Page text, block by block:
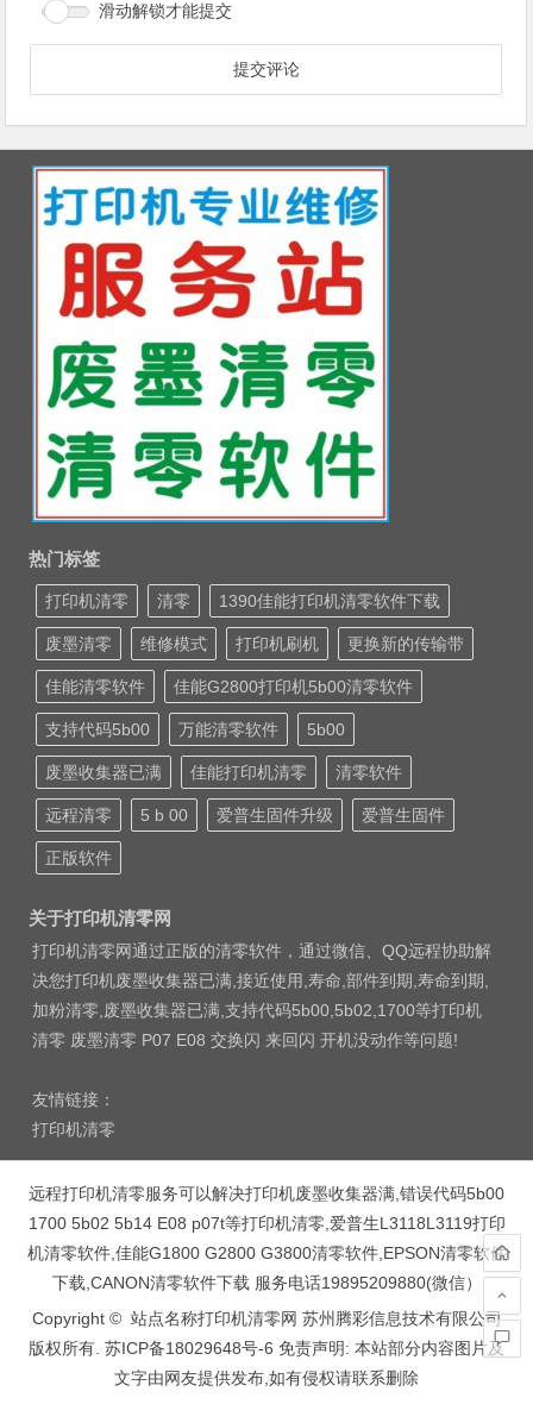
滑动解锁才能提交
热门标签
打印机清零 清零 1390佳能打印机清零软件下载
废墨清零 维修模式 打印机刷机 更换新的传输带
佳能清零软件 佳能G2800打印机5b00清零软件
支持代码5b00 万能清零软件 5b00
废墨收集器已满 佳能打印机清零 清零软件
远程清零 5 b 00 爱普生固件升级 爱普生固件
正版软件
关于打印机清零网
打印机清零网通过正版的清零软件，通过微信、QQ远程协助解
决您打印机废墨收集器已满,接近使用,寿命,部件到期,寿命到期,
加粉清零,废墨收集器已满,支持代码5b00,5b02,1700等打印机
清零 废墨清零 P07 E08 交换闪 来回闪 开机没动作等问题!
友情链接：
打印机清零
远程打印机清零服务可以解决打印机废墨收集器满,错误代码5b00
1700 5b02 5b14 E08 p07t等打印机清零,爱普生L3118L3119打印
机清零软件,佳能G1800 G2800 G3800清零软件,EPSON清零软件
下载,CANON清零软件下载 服务电话19895209880(微信）
Copyright © 站点名称打印机清零网 苏州腾彩信息技术有限公司
版权所有. 苏ICP备18029648号-6 免责声明: 本站部分内容图片及
文字由网友提供发布,如有侵权请联系删除